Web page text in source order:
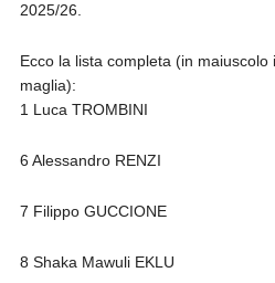
2025/26.
Ecco la lista completa (in
maglia):
1 Luca TROMBINI
6 Alessandro RENZI
7 Filippo GUCCIONE
8 Shaka Mawuli EKLU